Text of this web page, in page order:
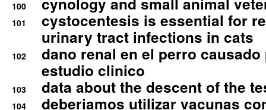
100
101
cystocentesis is essential for
urinary tract infections in cats
102
dano renal en el perro
estudio clinico
103 data about the descent of the
104
deberiamos utilizar vacunas